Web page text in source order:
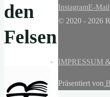
den
Felsen
InstagramE-Mail
© 2020 - 2026
IMPRESSUM
Präsentiert von